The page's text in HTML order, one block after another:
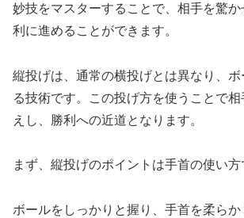
妙技をマスターすることで、相手を驚
利に進めることができます。
縦投げは、通常の横投げとは異なり、
る技術です。この投げ方を使うことで
えし、勝利への近道となります。
まず、縦投げのポイントは手首の使い方
ボールをしっかりと握り、手首を柔ら